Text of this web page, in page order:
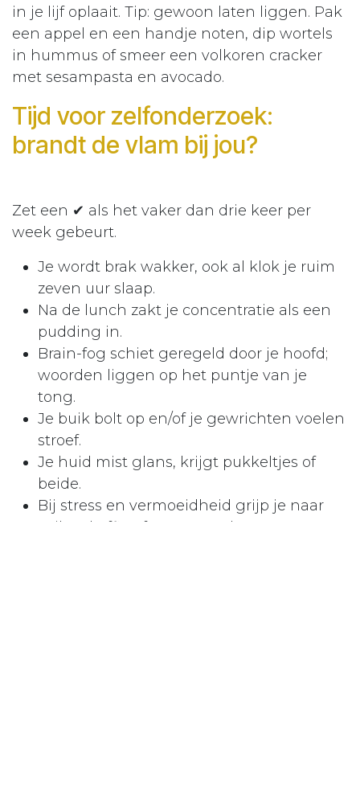
in je lijf oplaait. Tip: gewoon laten liggen. Pak
een appel en een handje noten, dip wortels
in hummus of smeer een volkoren cracker
met sesampasta en avocado.
Tijd voor zelfonderzoek:
brandt de vlam bij jou?
Zet een ✔ als het vaker dan drie keer per
week gebeurt.
Je wordt brak wakker, ook al klok je ruim
zeven uur slaap.
Na de lunch zakt je concentratie als een
pudding in.
Brain-fog schiet geregeld door je hoofd;
woorden liggen op het puntje van je
tong.
Je buik bolt op en/of je gewrichten voelen
stroef.
Je huid mist glans, krijgt pukkeltjes of
beide.
Bij stress en vermoeidheid grijp je naar
suiker, koffie of zoute snacks.